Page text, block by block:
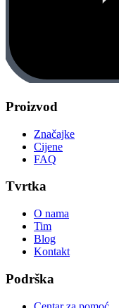
Proizvod
Značajke
Cijene
FAQ
Tvrtka
O nama
Tim
Blog
Kontakt
Podrška